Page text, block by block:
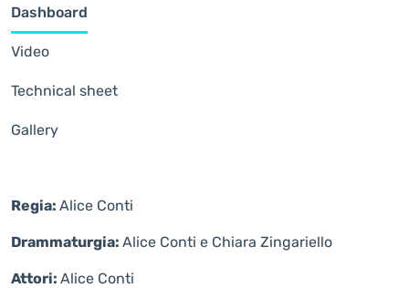
Dashboard
Video
Technical sheet
Gallery
Regia: Alice Conti
Drammaturgia: Alice Conti e Chiara Zingariello
Attori: Alice Conti